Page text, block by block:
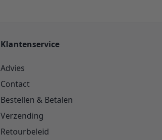
Klantenservice
Advies
Contact
Bestellen & Betalen
Verzending
Retourbeleid